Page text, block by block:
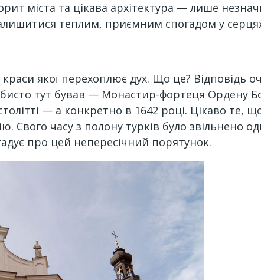
міста та цікава архітектура — лише
теплим, приємним спогадом у
якої перехоплює дух. Що це? Відповідь
тут бував — Монастир-фортеця Ордену
— а конкретно в 1642 році. Цікаво те,
часу з полону турків було звільнено
про цей непересічний порятунок.